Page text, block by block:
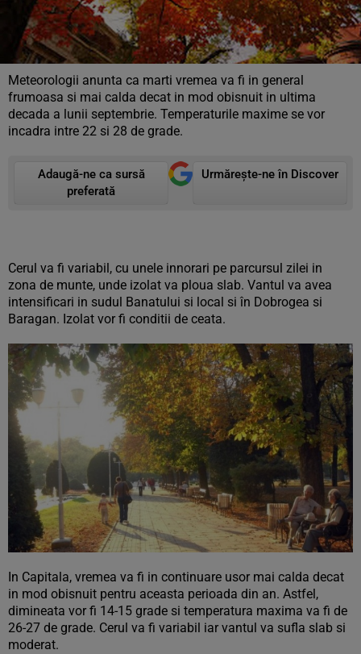
Meteorologii anunta ca marti vremea va fi in general
frumoasa si mai calda decat in mod obisnuit in ultima
decada a lunii septembrie. Temperaturile maxime se vor
incadra intre 22 si 28 de grade.
Adaugă-ne ca sursă
preferată
Urmărește-ne în Discover
Cerul va fi variabil, cu unele innorari pe parcursul zilei in
zona de munte, unde izolat va ploua slab. Vantul va avea
intensificari in sudul Banatului si local si în Dobrogea si
Baragan. Izolat vor fi conditii de ceata.
In Capitala, vremea va fi in continuare usor mai calda decat
in mod obisnuit pentru aceasta perioada din an. Astfel,
dimineata vor fi 14-15 grade si temperatura maxima va fi de
26-27 de grade. Cerul va fi variabil iar vantul va sufla slab si
moderat.